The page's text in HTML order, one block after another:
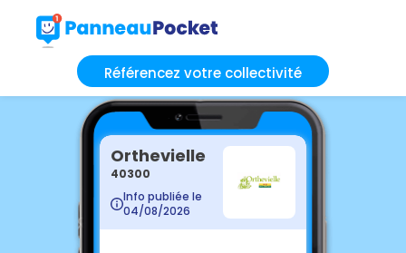
Référencez votre collectivité
Orthevielle
40300
Info publiée le
04/08/2026